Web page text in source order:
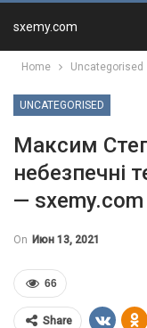
sxemy.com
Home Uncategorised
UNCATEGORISED
Максим
небезпечні
— sxemy.com
On Июн 13, 2021
66
Share